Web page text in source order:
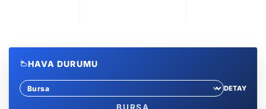
HAVA DURUMU
Sehir sec
DETAY